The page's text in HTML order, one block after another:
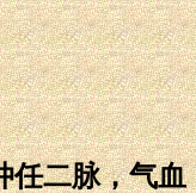
任二脉，气血